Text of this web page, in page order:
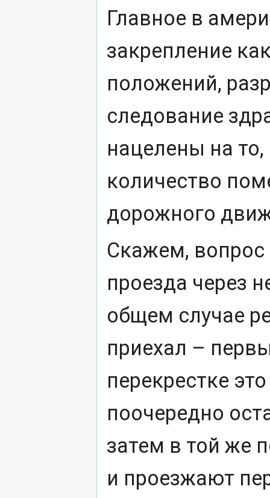
Главное в
закрепление
положений,
следование
нацелены на
количество
дорожного
Скажем, вопрос
проезда через
общем случае
приехал –
перекрестке
поочередно
затем в той же
и проезжают